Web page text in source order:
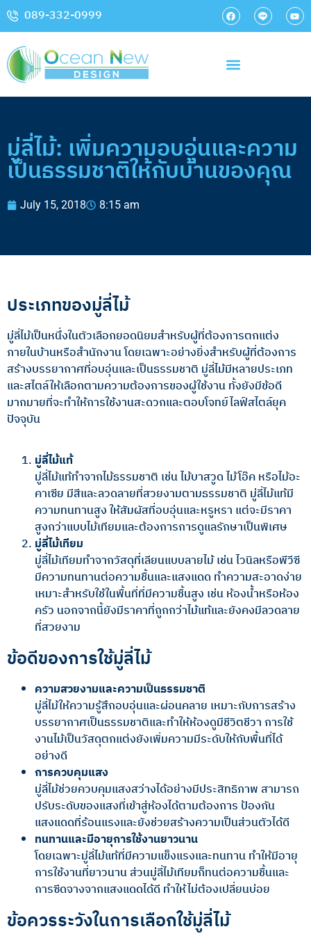
089-332-0999
มู่ลี่ไม้: เพิ่มความอบอุ่นและความ
เป็นธรรมชาติให้กับบ้านของคุณ
July 15, 2018 8:15 am
ประเภทของมู่ลี่ไม้
มู่ลี่ไม้เป็นหนึ่งในตัวเลือกยอดนิยมสำหรับผู้ที่ต้องการตกแต่ง
ภายในบ้านหรือสำนักงาน โดยเฉพาะอย่างยิ่งสำหรับผู้ที่ต้องการ
สร้างบรรยากาศที่อบอุ่นและเป็นธรรมชาติ มู่ลี่ไม้มีหลายประเภท
และสไตล์ให้เลือกตามความต้องการของผู้ใช้งาน ทั้งยังมีข้อดี
มากมายที่จะทำให้การใช้งานสะดวกและตอบโจทย์ไลฟ์สไตล์ยุค
ปัจจุบัน
มู่ลี่ไม้แท้
มู่ลี่ไม้แท้ทำจากไม้ธรรมชาติ เช่น ไม้บาสวูด ไม้โอ๊ค หรือไม้อะ
คาเซีย มีสีและลวดลายที่สวยงามตามธรรมชาติ มู่ลี่ไม้แท้มี
ความทนทานสูง ให้สัมผัสที่อบอุ่นและหรูหรา แต่จะมีราคา
สูงกว่าแบบไม้เทียมและต้องการการดูแลรักษาเป็นพิเศษ
มู่ลี่ไม้เทียม
มู่ลี่ไม้เทียมทำจากวัสดุที่เลียนแบบลายไม้ เช่น ไวนิลหรือพีวีซี
มีความทนทานต่อความชื้นและแสงแดด ทำความสะอาดง่าย
เหมาะสำหรับใช้ในพื้นที่ที่มีความชื้นสูง เช่น ห้องน้ำหรือห้อง
ครัว นอกจากนี้ยังมีราคาที่ถูกกว่าไม้แท้และยังคงมีลวดลาย
ที่สวยงาม
ข้อดีของการใช้มู่ลี่ไม้
ความสวยงามและความเป็นธรรมชาติ
มู่ลี่ไม้ให้ความรู้สึกอบอุ่นและผ่อนคลาย เหมาะกับการสร้าง
บรรยากาศเป็นธรรมชาติและทำให้ห้องดูมีชีวิตชีวา การใช้
งานไม้เป็นวัสดุตกแต่งยังเพิ่มความมีระดับให้กับพื้นที่ได้
อย่างดี
การควบคุมแสง
มู่ลี่ไม้ช่วยควบคุมแสงสว่างได้อย่างมีประสิทธิภาพ สามารถ
ปรับระดับของแสงที่เข้าสู่ห้องได้ตามต้องการ ป้องกัน
แสงแดดที่ร้อนแรงและยังช่วยสร้างความเป็นส่วนตัวได้ดี
ทนทานและมีอายุการใช้งานยาวนาน
โดยเฉพาะมู่ลี่ไม้แท้ที่มีความแข็งแรงและทนทาน ทำให้มีอายุ
การใช้งานที่ยาวนาน ส่วนมู่ลี่ไม้เทียมก็ทนต่อความชื้นและ
การซีดจางจากแสงแดดได้ดี ทำให้ไม่ต้องเปลี่ยนบ่อย
ข้อควรระวังในการเลือกใช้มู่ลี่ไม้